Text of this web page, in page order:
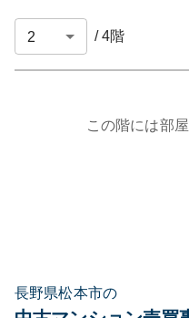
/4階
この階には部
長野県松本市の